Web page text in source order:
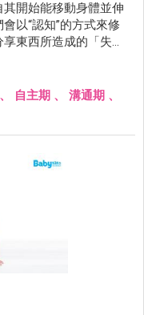
開始能移動身體並伸
以“認知”的方式來修
東西所造成的「失落
、 自主期 、 溝通期 、